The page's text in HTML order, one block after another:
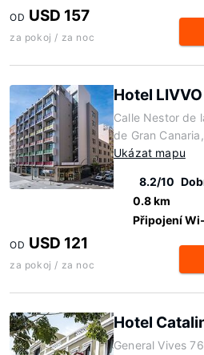
OD USD 157
za pokoj / za noc
Hotel
Calle Nestor de
de Gran
Ukázat mapu
8.2/10
0.8 km
Připojení
OD USD 121
za pokoj / za noc
Hotel
General Vives